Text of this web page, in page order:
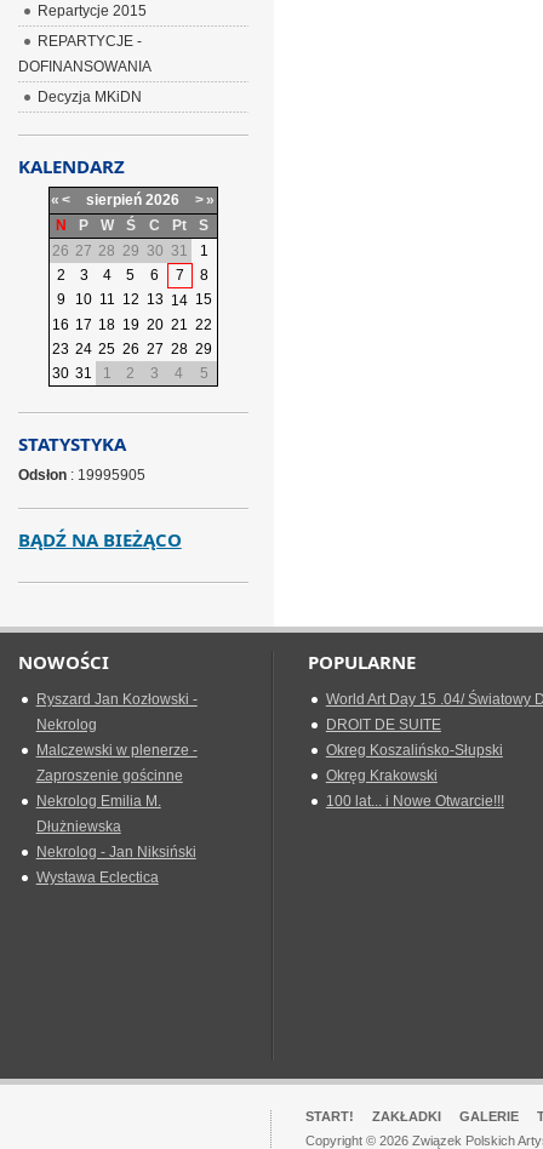
Repartycje 2015
REPARTYCJE -
DOFINANSOWANIA
Decyzja MKiDN
KALENDARZ
« < sierpień 2026 >»
N
P W Ś C Pt
S
26 27 28 29 30 31
1
2
3 4 5 6 7
8
9
10 11 12 13 14 15
16 17 18 19 20 21 22
23 24 25 26 27 28 29
30 31 1 2 3 4 5
STATYSTYKA
Odsłon: 19995905
BĄDŹ NA BIEŻĄCO
NOWOŚCI
Ryszard Jan Kozłowski -
Nekrolog
Malczewski w plenerze -
Zaproszenie gościnne
Nekrolog Emilia M.
Dłużniewska
Nekrolog - Jan Niksiński
Wystawa Eclectica
POPULARNE
World Art Day 15 .04/ Światowy
DROIT DE SUITE
Okreg Koszalińsko-Słupski
Okręg Krakowski
100 lat... i Nowe Otwarcie!!!
START! ZAKŁADKI GALERIE
Copyright © 2026 Związek Polskich